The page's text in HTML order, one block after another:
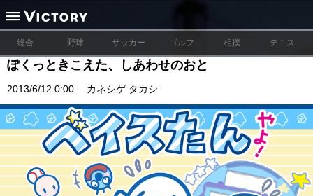
総合 野球 サッカー ゴルフ 相撲 テニス
ぽくっときこえた、しあわせのおと
2013/6/12 0:00 カネシゲ タカシ